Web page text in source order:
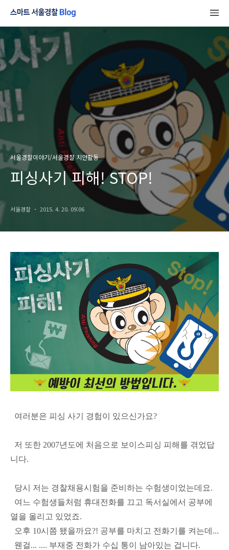
서울경찰이야기/서울경찰 치안활동
피싱사기 피해! STOP!
서울경찰 2015. 4. 20. 09:06
여러분은 피싱 사기 경험이 있으신가요?
저 또한 2007년도에 처음으로 보이스피싱 피해를 겪었답
니다.
당시 저는 경찰채용시험을 준비하는 수험생이었는데요.
여느 수험생들처럼 휴대전화를 끄고 독서실에서 공부에
열을 올리고 있었죠.
오후 10시쯤 됐을까요?! 공부를 마치고 전화기를 켜는데...
웬걸... .... 부재중 전화가 수십 통이 남아있는 겁니다.